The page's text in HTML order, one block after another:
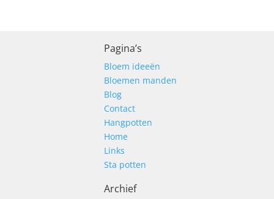
Pagina’s
Bloem ideeën
Bloemen manden
Blog
Contact
Hangpotten
Home
Links
Sta potten
Archief